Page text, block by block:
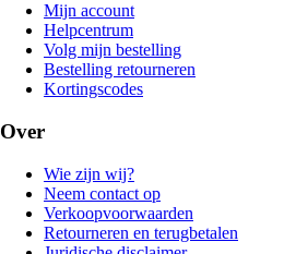
Mijn account
Helpcentrum
Volg mijn bestelling
Bestelling retourneren
Kortingscodes
Over
Wie zijn wij?
Neem contact op
Verkoopvoorwaarden
Retourneren en terugbetalen